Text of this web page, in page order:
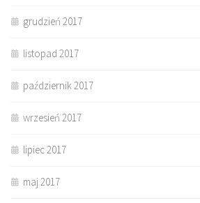
grudzień 2017
listopad 2017
październik 2017
wrzesień 2017
lipiec 2017
maj 2017